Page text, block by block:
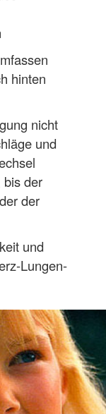
hinten
nicht
und
der
der
und
Lungen-